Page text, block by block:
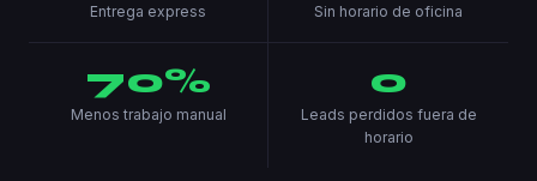
Entrega express Sin horario de oficina
70%
Menos trabajo manual
0
Leads perdidos fuera de
horario